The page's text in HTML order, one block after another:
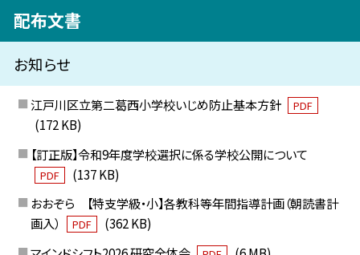
配布文書
お知らせ
江戸川区立第二葛西小学校いじめ防止基本方針 PDF
(172 KB)
【訂正版】令和9年度学校選択に係る学校公開について
PDF
(137 KB)
おおぞら 【特支学級・小】各教科等年間指導計画（朝読書計
画入）
PDF
(362 KB)